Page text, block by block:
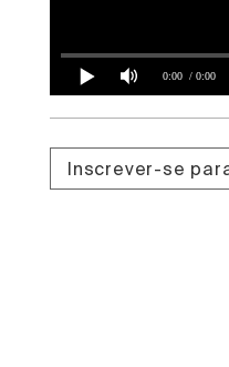
0:00 / 0:00
Inscrever-se